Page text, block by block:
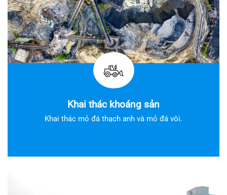
Khai thác khoáng sản
Khai thác mỏ đá thạch anh và mỏ đá vôi.